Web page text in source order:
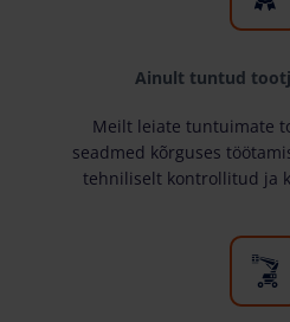
Ainult tuntud
Meilt leiate tuntuimate
seadmed kõrguses
tehniliselt kontrollitud ja